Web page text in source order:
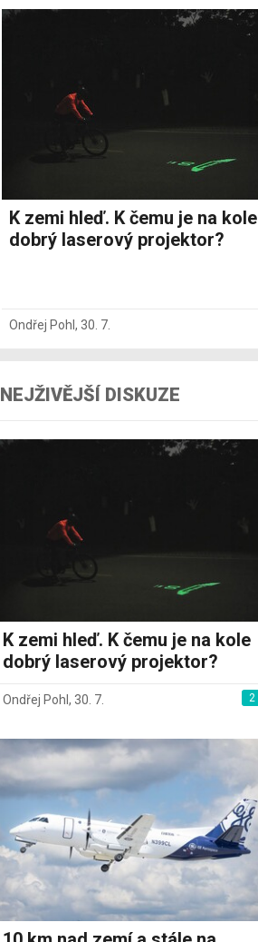
K zemi hleď. K čemu je na kole
dobrý laserový projektor?
Ondřej Pohl , 30. 7.
NEJŽIVĚJŠÍ DISKUZE
K zemi hleď. K čemu je na kole
dobrý laserový projektor?
2
Ondřej Pohl, 30. 7.